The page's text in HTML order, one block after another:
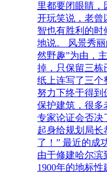
里都要闭眼睛，
开玩笑说，老曾
智也有胜利的时
地说。 风景秀
然野趣”为由，
掉，只保留三栋
纸上连写了三个
努力下终于得到
保护建筑，很多
专家论证会否决
起身给规划局长
了！” 最近的成
由于修建哈尔滨
1900年的地标